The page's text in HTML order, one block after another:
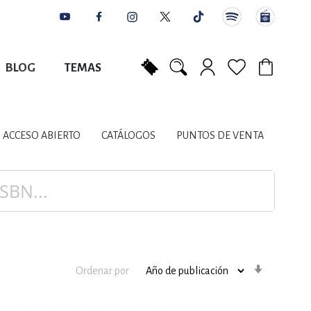
BLOG TEMAS
LITERARIOS
PLANIFICACIÓN
ACCESO ABIERTO CATÁLOGOS PUNTOS DE VENTA
Ordenar por